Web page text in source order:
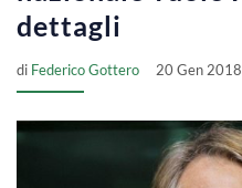
dettagli
di Federico Gottero 20 Gen